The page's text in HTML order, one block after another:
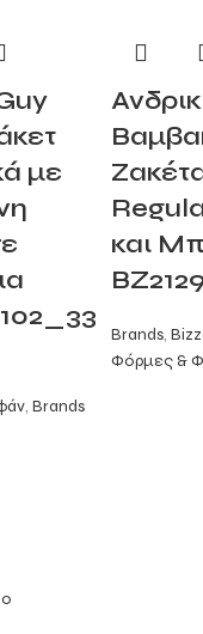
με
, Brands
και
Brands,
Φόρμες &